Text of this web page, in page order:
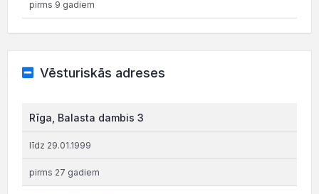
pirms 9 gadiem
Vēsturiskās adreses
Rīga, Balasta dambis 3
līdz 29.01.1999
pirms 27 gadiem